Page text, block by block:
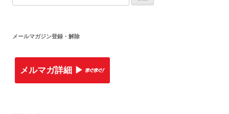
索
メールマガジン登録・解除
メルマガ詳細 ▶︎